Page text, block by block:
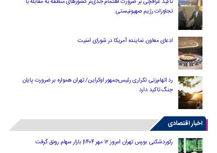
تجاوزات رژیم صهیونیستی
ادعای معاون نماینده آمریکا در شورای امنیت
رد اتهام‌زنی تکراری رئیس‌جمهور اوکراین/ تهران همواره بر ضرورت پایان
جنگ تاکید دارد
اخبار اقتصادی
رکوردشکنی بورس تهران امروز ۱۲ مهر ۱۴۰۴| بازار سهام رونق گرفت